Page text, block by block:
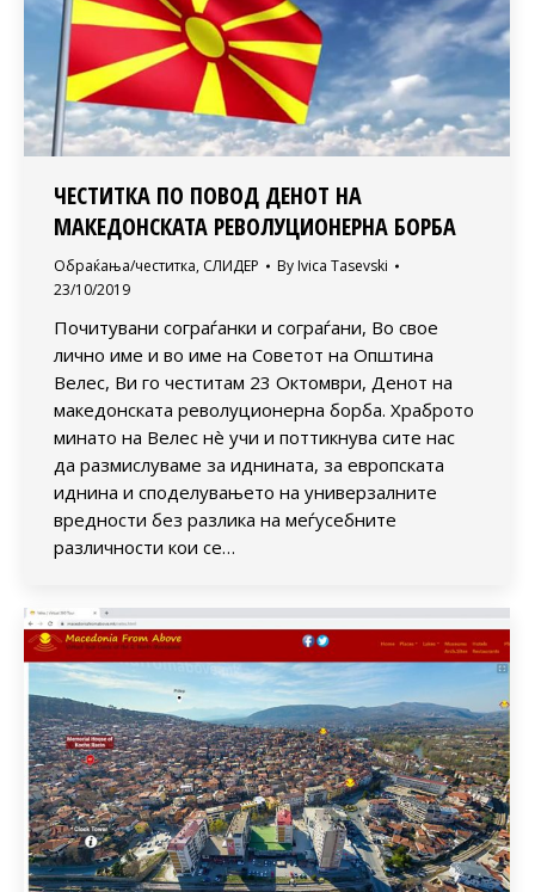
ЧЕСТИТКА ПО ПОВОД ДЕНОТ НА
МАКЕДОНСКАТА РЕВОЛУЦИОНЕРНА БОРБА
Обраќања/честитка, СЛИДЕР By Ivica Tasevski
23/10/2019
Почитувани сограѓанки и сограѓани, Во свое
лично име и во име на Советот на Општина
Велес, Ви го честитам 23 Октомври, Денот на
македонската револуционерна борба. Храброто
минато на Велес нè учи и поттикнува сите нас
да размислуваме за иднината, за европската
иднина и споделувањето на универзалните
вредности без разлика на меѓусебните
различности кои се…